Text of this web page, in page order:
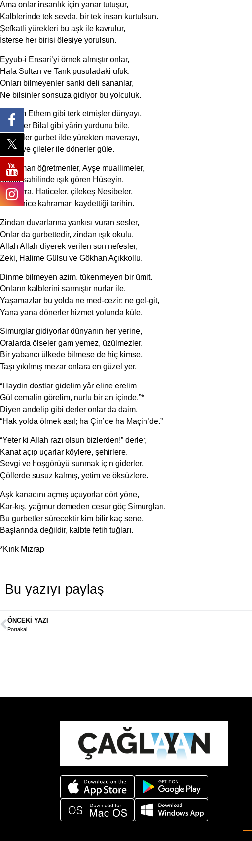
Ama onlar insanlık için yanar tutuşur,
Kalblerinde tek sevda, bir tek insan kurtulsun.
Şefkatli yürekleri bu aşk ile kavrulur,
İsterse her birisi ölesiye yorulsun.
Eyyub-i Ensari’yi örnek almıştır onlar,
Hala Sultan ve Tarık pusuladaki ufuk.
Onları bilmeyenler sanki deli sananlar,
Ne bilsinler sonsuza gidiyor bu yolculuk.
İbrahim Ethem gibi terk etmişler dünyayı,
Silmişler Bilal gibi yârin yurdunu bile.
Gözlerler gurbet ilde yürekten maverayı,
Acılar ve çileler ile dönerler güle.
Süleyman öğretmenler, Ayşe muallimeler,
Midilli sahilinde ışık gören Hüseyin.
Sümeyra, Haticeler, çilekeş Nesibeler,
Daha nice kahraman kaydettiği tarihin.
Zindan duvarlarına yankısı vuran sesler,
Onlar da gurbettedir, zindan ışık okulu.
Allah Allah diyerek verilen son nefesler,
Zeki, Halime Gülsu ve Gökhan Açıkkollu.
Dinme bilmeyen azim, tükenmeyen bir ümit,
Onların kalblerini sarmıştır nurlar ile.
Yaşamazlar bu yolda ne med-cezir; ne gel-git,
Yana yana dönerler hizmet yolunda küle.
Simurglar gidiyorlar dünyanın her yerine,
Oralarda ölseler gam yemez, üzülmezler.
Bir yabancı ülkede bilmese de hiç kimse,
Taşı yıkılmış mezar onlara en güzel yer.
“Haydin dostlar gidelim yâr eline erelim
Gül cemalin görelim, nurlu bir an içinde.”*
Diyen andelip gibi derler onlar da daim,
“Hak yolda ölmek asıl; ha Çin’de ha Maçin’de.”
“Yeter ki Allah razı olsun bizlerden!” derler,
Kanat açıp uçarlar köylere, şehirlere.
Sevgi ve hoşgörüyü sunmak için giderler,
Çöllerde susuz kalmış, yetim ve öksüzlere.
Aşk kanadını açmış uçuyorlar dört yöne,
Kar-kış, yağmur demeden cesur göç Simurgları.
Bu gurbetler sürecektir kim bilir kaç sene,
Başlarında değildir, kalbte fetih tuğları.
*Kırık Mızrap
Bu yazıyı paylaş
ÖNCEKI YAZI
Portakal